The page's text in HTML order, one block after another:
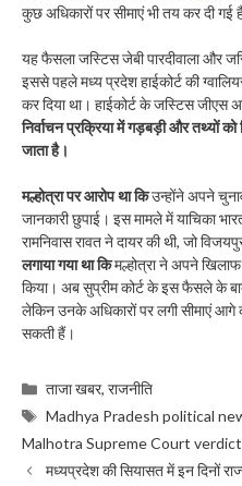
कुछ अधिकारों पर सीमाएं भी तय कर दी गई
यह फैसला जस्टिस जेबी पारदीवाला और
इससे पहले मध्य प्रदेश हाईकोर्ट की
कर दिया था। हाईकोर्ट के जस्टिस
निर्वाचन प्रक्रिया में गड़बड़ी और तथ्यों
जाता है।
मल्होत्रा पर आरोप था किउन्होंने अपने
जानकारी छुपाई। इस मामले में याचिका
रामनिवास रावत ने दायर की थी, जो
लगाया गया था किमल्होत्रा ने अपने खिलाफ
किया। अब सुप्रीम कोर्ट के इस फैसले के बाद
लेकिन उनके अधिकारों पर लगी सीमाएं आगे
सकती हैं।
Categories
ताजा खबर,राजनीति
Tags
Madhya Pradesh political
Malhotra Supreme Court verdict
मध्यप्रदेश की सियासत में इन दिनों